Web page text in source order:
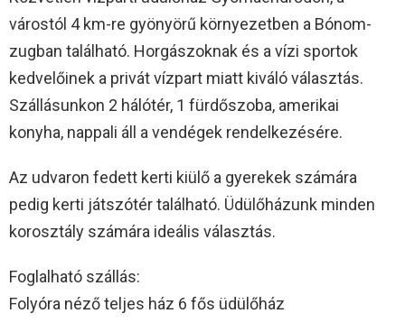
várostól 4 km-re gyönyörű környezetben a Bónom-
zugban található. Horgászoknak és a vízi sportok
kedvelőinek a privát vízpart miatt kiváló választás.
Szállásunkon 2 hálótér, 1 fürdőszoba, amerikai
konyha, nappali áll a vendégek rendelkezésére.
Az udvaron fedett kerti kiülő a gyerekek számára
pedig kerti játszótér található. Üdülőházunk minden
korosztály számára ideális választás.
Foglalható szállás:
Folyóra néző teljes ház 6 fős üdülőház